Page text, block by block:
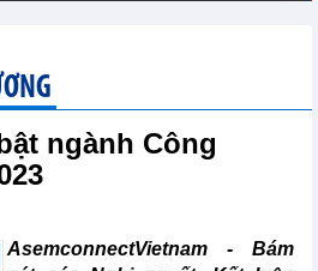
ngành Công
AsemconnectVietnam - Bám